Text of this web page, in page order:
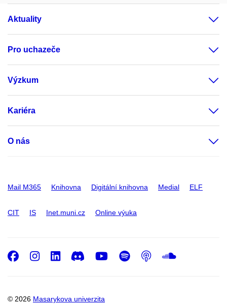
Aktuality
Pro uchazeče
Výzkum
Kariéra
O nás
Mail M365 Knihovna Digitální knihovna Medial ELF
CIT IS Inet.muni.cz Online výuka
© 2026 Masarykova univerzita
Facebook
Instagram
LinkedIn
DiscordYoutube
Spotify
Podcast